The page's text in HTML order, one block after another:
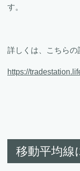
す。
詳しくは、こちらの
https://
移動平均